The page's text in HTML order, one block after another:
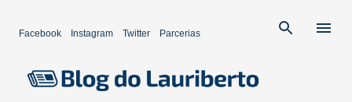
Facebook Instagram Twitter Parcerias